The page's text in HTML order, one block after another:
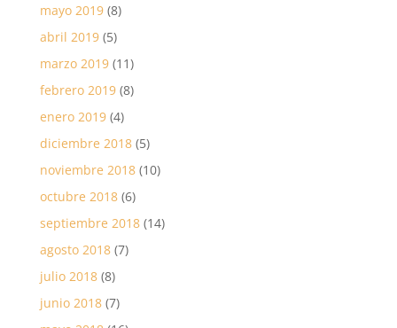
mayo 2019(8)
abril 2019(5)
marzo 2019(11)
febrero 2019(8)
enero 2019(4)
diciembre 2018(5)
noviembre 2018(10)
octubre 2018(6)
septiembre 2018(14)
agosto 2018(7)
julio 2018(8)
junio 2018(7)